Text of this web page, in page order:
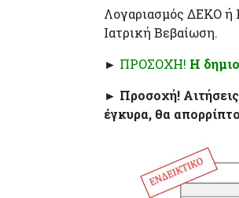
Λογαριασμός ΔΕΚΟ
Ιατρική Βεβαίωση.
► ΠΡΟΣΟΧΗ! Η
► Προσοχή!
έγκυρα, θα